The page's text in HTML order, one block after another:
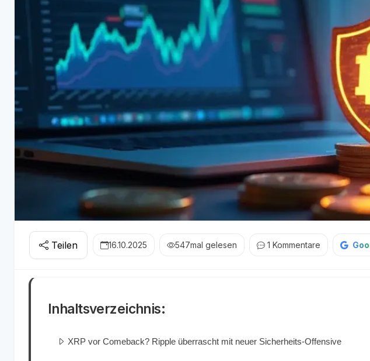
Teilen 16.10.2025 547mal gelesen 1 Kommentare
Inhaltsverzeichnis:
XRP vor Comeback? Ripple überrascht mit neuer Sicherheits-Offensive